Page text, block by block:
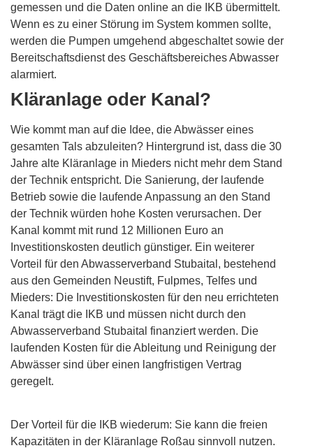
gemessen und die Daten online an die IKB übermittelt.
Wenn es zu einer Störung im System kommen sollte,
werden die Pumpen umgehend abgeschaltet sowie der
Bereitschaftsdienst des Geschäftsbereiches Abwasser
alarmiert.
Kläranlage oder Kanal?
Wie kommt man auf die Idee, die Abwässer eines
gesamten Tals abzuleiten? Hintergrund ist, dass die 30
Jahre alte Kläranlage in Mieders nicht mehr dem Stand
der Technik entspricht. Die Sanierung, der laufende
Betrieb sowie die laufende Anpassung an den Stand
der Technik würden hohe Kosten verursachen. Der
Kanal kommt mit rund 12 Millionen Euro an
Investitionskosten deutlich günstiger. Ein weiterer
Vorteil für den Abwasserverband Stubaital, bestehend
aus den Gemeinden Neustift, Fulpmes, Telfes und
Mieders: Die Investitionskosten für den neu errichteten
Kanal trägt die IKB und müssen nicht durch den
Abwasserverband Stubaital finanziert werden. Die
laufenden Kosten für die Ableitung und Reinigung der
Abwässer sind über einen langfristigen Vertrag
geregelt.
Der Vorteil für die IKB wiederum: Sie kann die freien
Kapazitäten in der Kläranlage Roßau sinnvoll nutzen.